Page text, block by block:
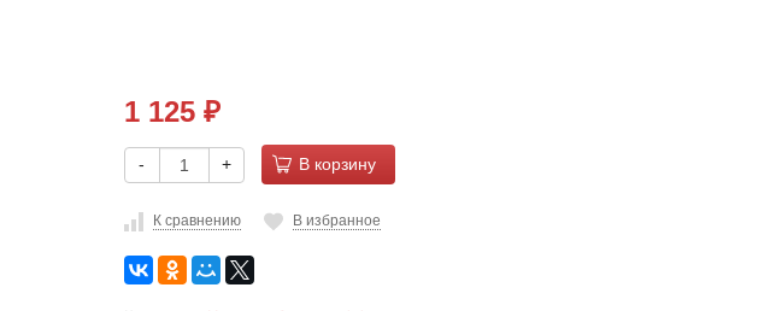
1 125 ₽
- + В корзину
К сравнению В избранное